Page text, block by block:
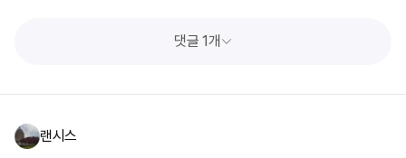
댓글 1개
랜시스